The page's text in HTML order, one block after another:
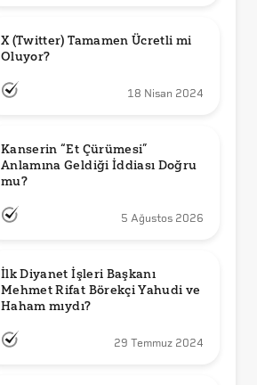
X (Twitter) Tamamen Ücretli mi
Oluyor?
18 Nisan 2024
Kanserin “Et Çürümesi”
Anlamına Geldiği İddiası Doğru
mu?
5 Ağustos 2026
İlk Diyanet İşleri Başkanı
Mehmet Rifat Börekçi Yahudi ve
Haham mıydı?
29 Temmuz 2024